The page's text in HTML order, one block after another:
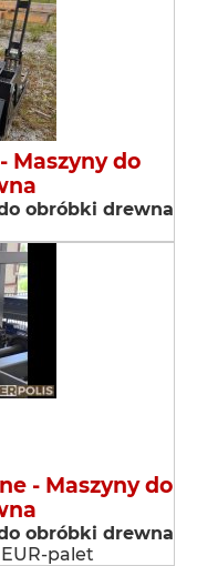
Maszyny do
obróbki drewna
- Maszyny do
obróbki drewna
palet